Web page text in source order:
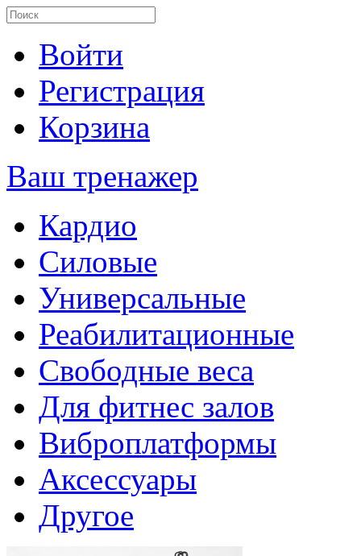
Войти
Регистрация
Корзина
Ваш тренажер
Кардио
Силовые
Универсальные
Реабилитационные
Свободные веса
Для фитнес залов
Виброплатформы
Аксессуары
Другое